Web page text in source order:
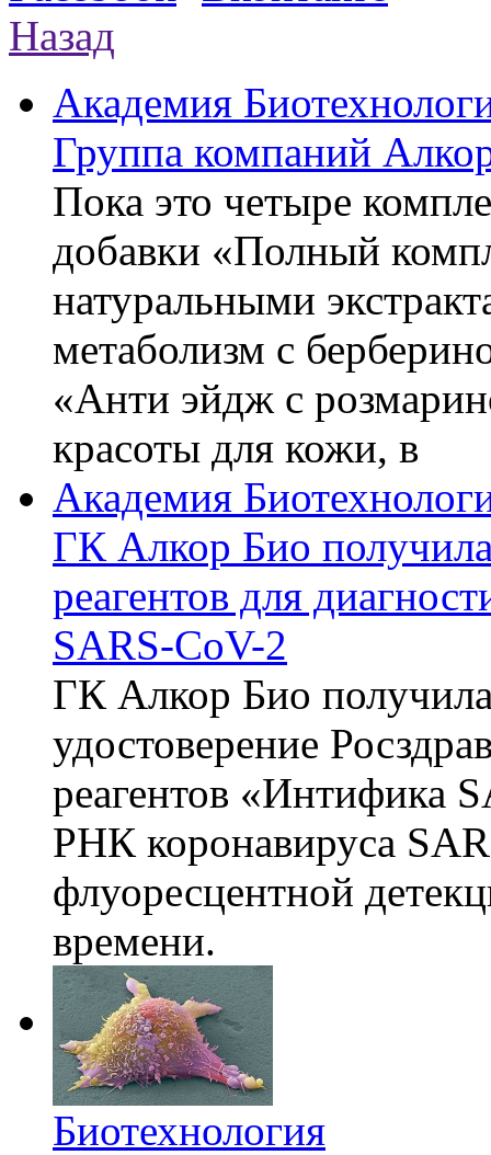
Назад
Академия
Группа компаний
Пока это четыре
добавки «Полный
натуральными
метаболизм с
«Анти эйдж с
красоты для кожи, в
Академия
ГК Алкор Био
реагентов для
SARS-CoV-2
ГК Алкор Био
удостоверение
реагентов «Интифика
РНК коронавируса
флуоресцентной
времени.
Биотехнология